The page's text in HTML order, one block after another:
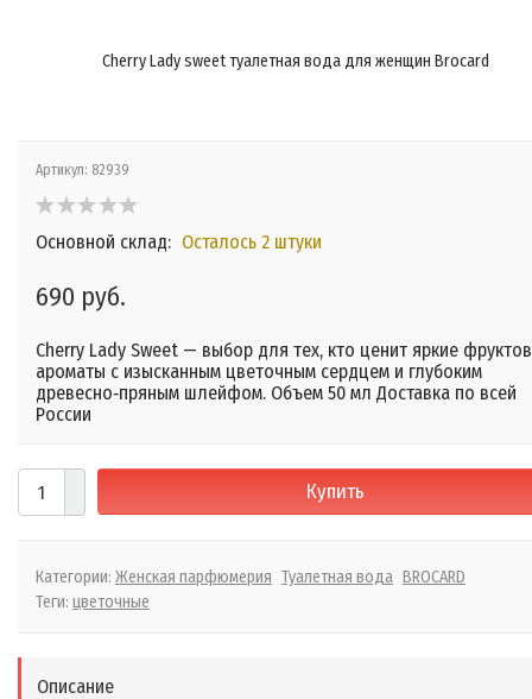
Cherry Lady sweet туалетная вода для женщин Brocard
Артикул: 82939
Основной склад: Осталось 2 штуки
690 руб.
Cherry Lady Sweet — выбор для тех, кто ценит яркие
ароматы с изысканным цветочным сердцем и глубоким
древесно‑пряным шлейфом. Объем 50 мл Доставка по всей
России
Купить
Категории: Женская парфюмерия Туалетная вода BROCARD
Теги: цветочные
Описание